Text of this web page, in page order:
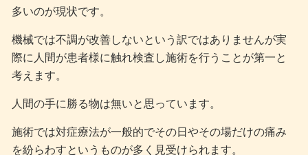
多いのが現状です。
機械では不調が改善しないという訳ではありませんが実
際に人間が患者様に触れ検査し施術を行うことが第一と
考えます。
人間の手に勝る物は無いと思っています。
施術では対症療法が一般的でその日やその場だけの痛み
を紛らわすというものが多く見受けられます。